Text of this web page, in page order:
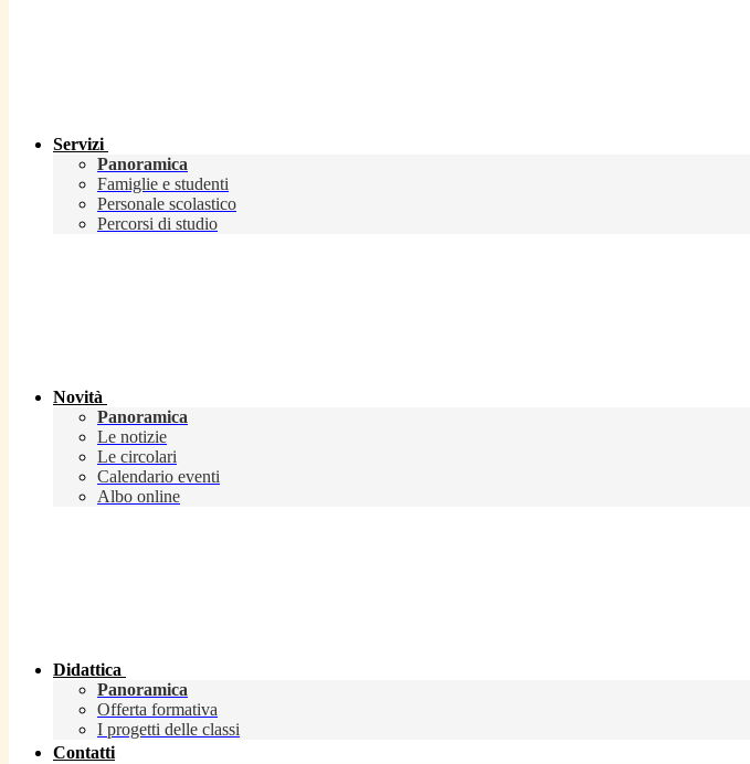
Servizi
Panoramica
Famiglie e studenti
Personale scolastico
Percorsi di studio
Novità
Panoramica
Le notizie
Le circolari
Calendario eventi
Albo online
Didattica
Panoramica
Offerta formativa
I progetti delle classi
Contatti